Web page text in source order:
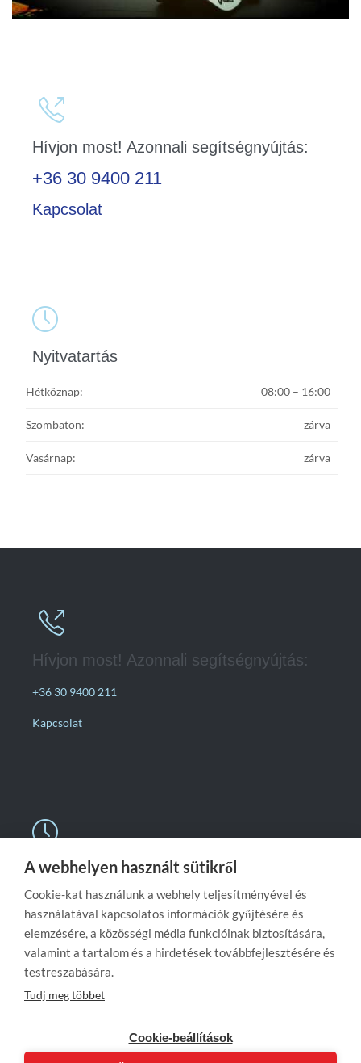

Hívjon most! Azonnali segítségnyújtás:
+36 30 9400 211
Kapcsolat

Nyitvatartás
Hétköznap: 08:00 – 16:00
Szombaton: zárva
Vasárnap: zárva

Hívjon most! Azonnali segítségnyújtás:
+36 30 9400 211
Kapcsolat

Nyitvatartás
Hétköznap: 08:00 – 16:00
Szombaton: zárva
Vasárnap: zárva
A webhelyen használt sütikről
Cookie-kat használunk a webhely teljesítményével és
használatával kapcsolatos információk gyűjtésére és
elemzésére, a közösségi média funkcióinak biztosítására,
valamint a tartalom és a hirdetések továbbfejlesztésére és
testreszabására.
Tudj meg többet
Cookie-beállítások